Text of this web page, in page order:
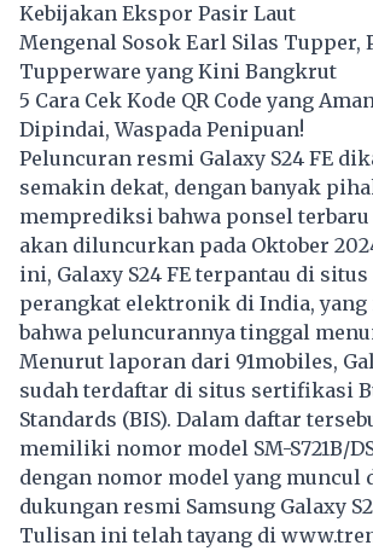
Kebijakan Ekspor Pasir Laut
Mengenal Sosok Earl Silas Tupper,
Tupperware yang Kini Bangkrut
5 Cara Cek Kode QR Code yang
Dipindai, Waspada Penipuan!
Peluncuran resmi Galaxy S24 FE
semakin dekat, dengan banyak
memprediksi bahwa ponsel
akan diluncurkan pada Oktober
ini, Galaxy S24 FE terpantau di
perangkat elektronik di India,
bahwa peluncurannya tinggal
Menurut laporan dari 91mobiles,
sudah terdaftar di situs sertifikasi
Standards (BIS). Dalam daftar
memiliki nomor model SM-S721B/
dengan nomor model yang muncul
dukungan resmi Samsung Galaxy
Tulisan ini telah tayang di